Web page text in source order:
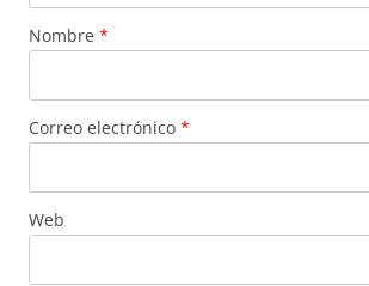
Nombre *
Correo electrónico *
Web